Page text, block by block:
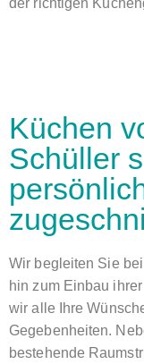
Küchen
Schüller
Wir begleiten Sie
hin zum Einbau
wir alle Ihre
Gegebenheiten.
bestehende